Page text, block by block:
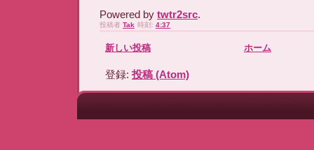
Powered by twtr2src.
投稿者 Tak 時刻: 4:37
新しい投稿 ホーム
登録: 投稿 (Atom)